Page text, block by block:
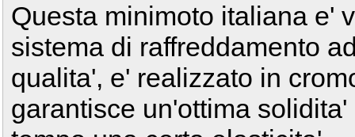
Questa minimoto italiana e'
sistema di raffreddamento
qualita', e' realizzato in
garantisce un'ottima